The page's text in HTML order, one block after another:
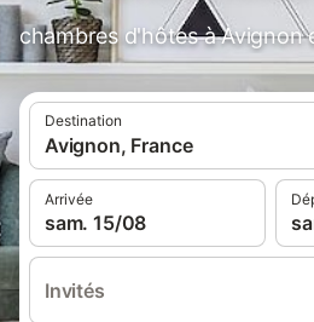
chambres d'hôtes à Avignon
Destination
Avignon, France
Arrivée
sam. 15/08
Invités